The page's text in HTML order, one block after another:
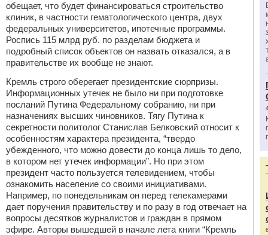
обещает, что будет финансироваться строительство
клиник, в частности гематологического центра, двух
федеральных университетов, ипотечные программы.
Роспись 115 млрд руб. по разделам бюджета и
подробный список объектов он назвать отказался, а в
правительстве их вообще не знают.
Кремль строго оберегает президентские сюрпризы.
Информационных утечек не было ни при подготовке
посланий Путина Федеральному собранию, ни при
назначениях высших чиновников. Тягу Путина к
секретности политолог Станислав Белковский относит к
особенностям характера президента, “твердо
убежденного, что можно довести до конца лишь то дело,
в котором нет утечек информации”. Но при этом
президент часто пользуется телевидением, чтобы
ознакомить население со своими инициативами.
Например, по понедельникам он перед телекамерами
дает поручения правительству и по разу в год отвечает на
вопросы десятков журналистов и граждан в прямом
эфире. Авторы вышедшей в начале лета книги “Кремль